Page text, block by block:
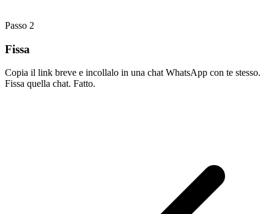
Passo 2
Fissa
Copia il link breve e incollalo in una chat WhatsApp con te stesso.
Fissa quella chat. Fatto.